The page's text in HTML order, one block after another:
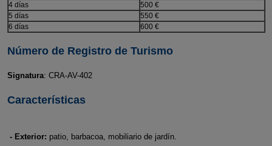
4 días
500 €
5 días
550 €
6 días
600 €
Número de Registro de Turismo
Signatura: CRA-AV-402
Características
- Exterior: patio, barbacoa, mobiliario de jardín.